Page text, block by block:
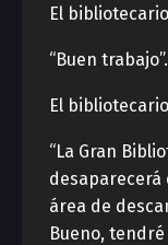
El
“Buen trabajo”.
El
“La Gran
desaparecerá
área de
Bueno,